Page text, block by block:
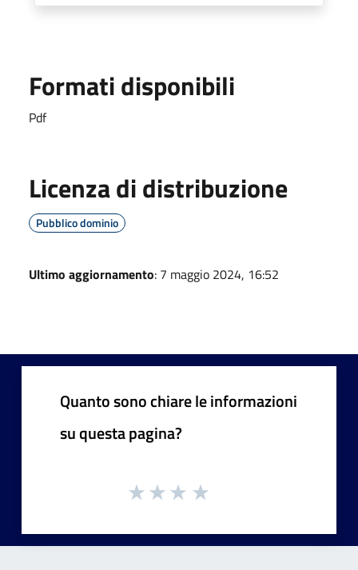
Formati disponibili
Pdf
Licenza di distribuzione
Pubblico dominio
Ultimo aggiornamento: 7 maggio 2024, 16:52
Quanto sono chiare le informazioni
su questa pagina?